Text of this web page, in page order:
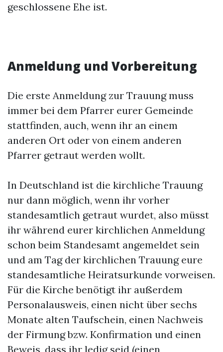
geschlossene Ehe ist.
Anmeldung und Vorbereitung
Die erste Anmeldung zur Trauung muss
immer bei dem Pfarrer eurer Gemeinde
stattfinden, auch, wenn ihr an einem
anderen Ort oder von einem anderen
Pfarrer getraut werden wollt.
In Deutschland ist die kirchliche Trauung
nur dann möglich, wenn ihr vorher
standesamtlich getraut wurdet, also müsst
ihr während eurer kirchlichen Anmeldung
schon beim Standesamt angemeldet sein
und am Tag der kirchlichen Trauung eure
standesamtliche Heiratsurkunde vorweisen.
Für die Kirche benötigt ihr außerdem
Personalausweis, einen nicht über sechs
Monate alten Taufschein, einen Nachweis
der Firmung bzw. Konfirmation und einen
Beweis, dass ihr ledig seid (einen